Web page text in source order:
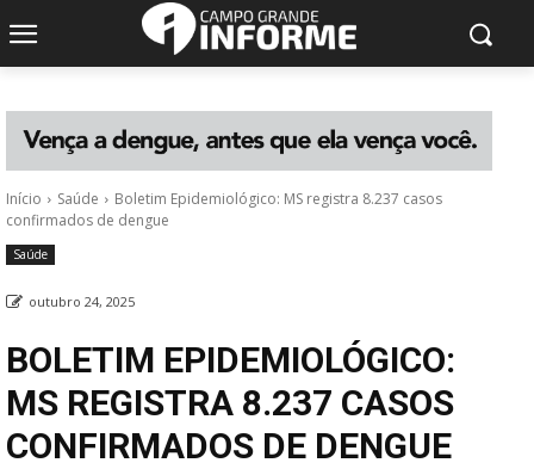
Início Saúde
Boletim Epidemiológico: MS registra 8.237 casos
confirmados de dengue
Saúde
outubro 24, 2025
BOLETIM EPIDEMIOLÓGICO:
MS REGISTRA 8.237 CASOS
CONFIRMADOS DE DENGUE